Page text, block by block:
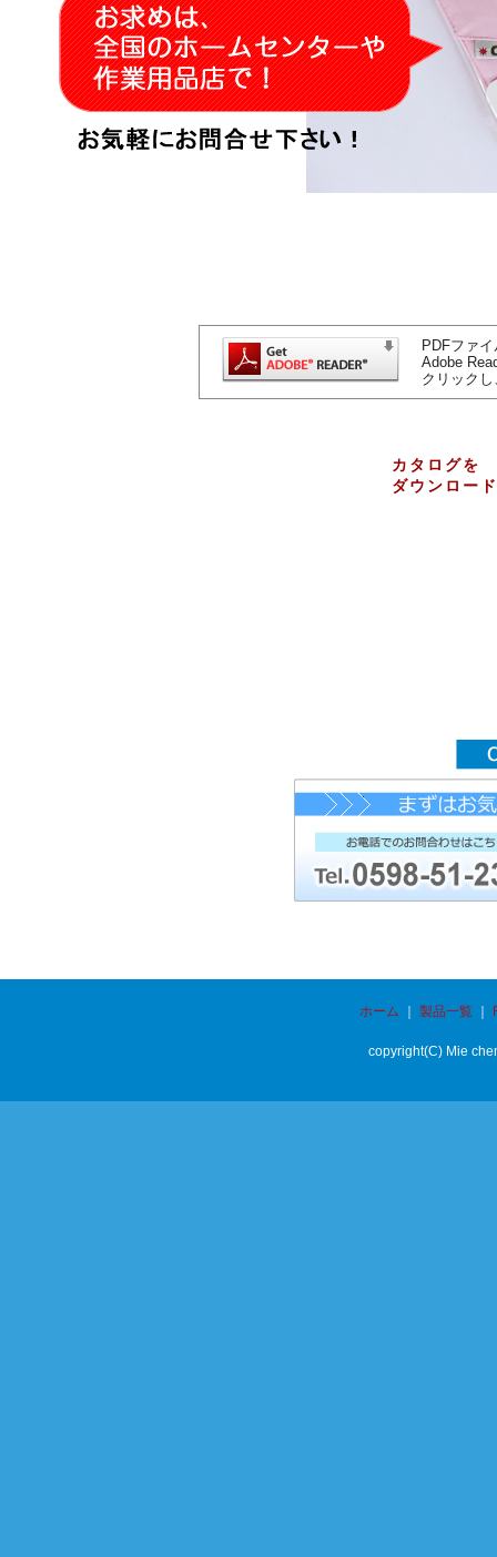
PDFファ
Adobe
クリック
カタログを
ダウンロー
ホーム 製品一覧
copyright(C) Mie